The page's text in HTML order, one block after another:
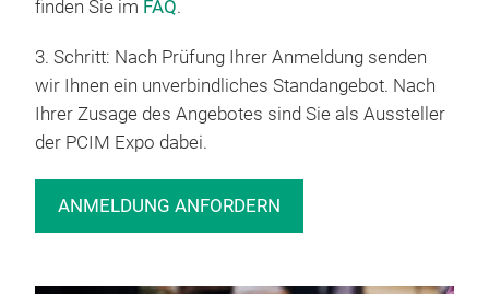
finden Sie im FAQ.
3. Schritt: Nach Prüfung Ihrer Anmeldung senden
wir Ihnen ein unverbindliches Standangebot. Nach
Ihrer Zusage des Angebotes sind Sie als Aussteller
der PCIM Expo dabei.
ANMELDUNG ANFORDERN